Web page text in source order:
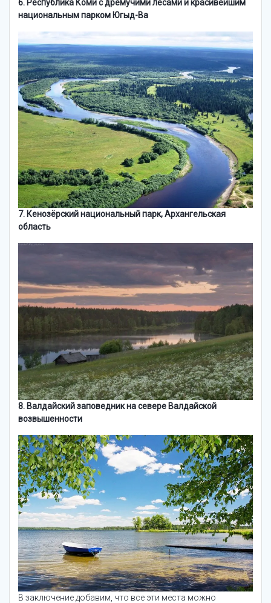
6. Республика Коми с дремучими лесами и красивейшим
национальным парком Югыд-Ва
7. Кенозёрский национальный парк, Архангельская
область
8. Валдайский заповедник на севере Валдайской
возвышенности
В заключение добавим, что все эти места можно